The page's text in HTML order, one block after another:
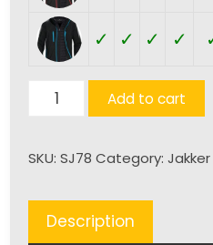
✓ ✓ ✓ ✓
Matrix
1
quantity
Add to cart
SKU:SJ78 Category:Jakker
Description